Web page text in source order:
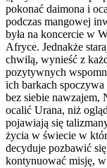
pokonać daimona i
podczas mangowej
była na koncercie w
Afryce. Jednakże
chwilą, wynieść z
pozytywnych
ich barkach
bez siebie nawzajem,
ocalić Urana, niż
pojawiają się
życia w świecie w
decyduje pozbawić
kontynuować misję,